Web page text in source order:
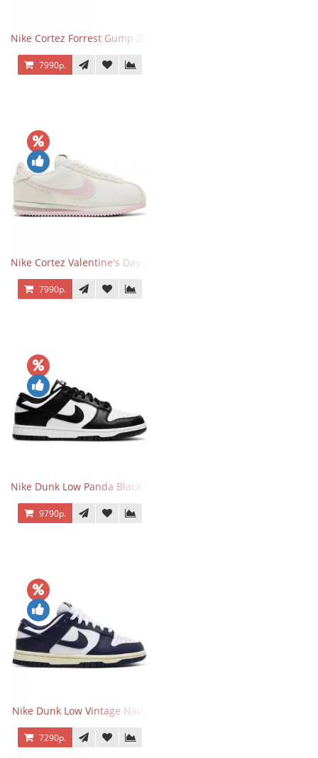
Nike Cortez Forrest Gump 2024
7990р.
Nike Cortez Valentine's Day 2025
7990р.
Nike Dunk Low Panda Black White
9790р.
Nike Dunk Low Vintage Navy
7290р.